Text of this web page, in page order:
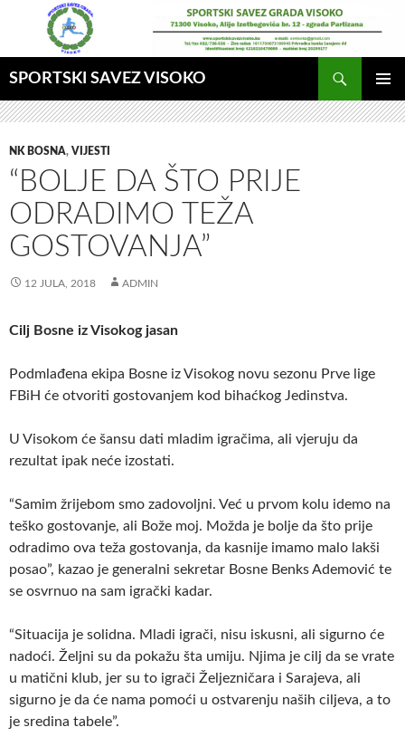
SPORTSKI SAVEZ VISOKO
GLAVNI
MENI
NK BOSNA, VIJESTI
“BOLJE DA ŠTO PRIJE
ODRADIMO TEŽA
GOSTOVANJA”
12 JULA, 2018 ADMIN
Cilj Bosne iz Visokog jasan
Podmlađena ekipa Bosne iz Visokog novu sezonu Prve lige
FBiH će otvoriti gostovanjem kod bihaćkog Jedinstva.
U Visokom će šansu dati mladim igračima, ali vjeruju da
rezultat ipak neće izostati.
“Samim žrijebom smo zadovoljni. Već u prvom kolu idemo na
teško gostovanje, ali Bože moj. Možda je bolje da što prije
odradimo ova teža gostovanja, da kasnije imamo malo lakši
posao”, kazao je generalni sekretar Bosne Benks Ademović te
se osvrnuo na sam igrački kadar.
“Situacija je solidna. Mladi igrači, nisu iskusni, ali sigurno će
nadoći. Željni su da pokažu šta umiju. Njima je cilj da se vrate
u matični klub, jer su to igrači Željezničara i Sarajeva, ali
sigurno je da će nama pomoći u ostvarenju naših ciljeva, a to
je sredina tabele”.